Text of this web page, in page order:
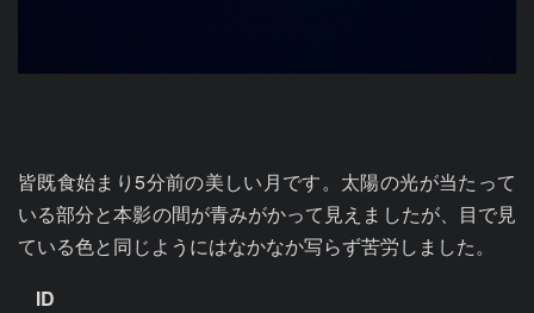
皆既食始まり5分前の美しい月です。太陽の光が当たって
いる部分と本影の間が青みがかって見えましたが、目で見
ている色と同じようにはなかなか写らず苦労しました。
ID